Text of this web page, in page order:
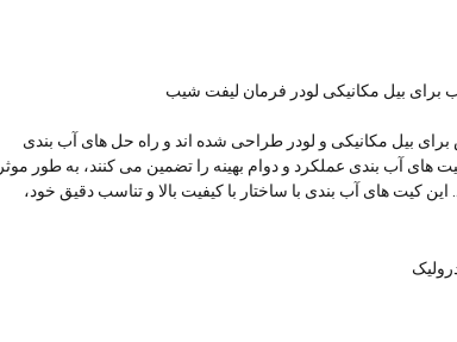
برای بیل مکانیکی لودر فرمان لیفت شیب
هیدرولیک 3769017 و 2339205 به طور خاص برای بیل مکانیکی و لودر طراحی شده اند و راه حل های آب بندی
های آب بندی عملکرد و دوام بهینه را تضمین می کنند، به طور موثر
کیت های آب بندی با ساختار با کیفیت بالا و تناسب دقیق خود،